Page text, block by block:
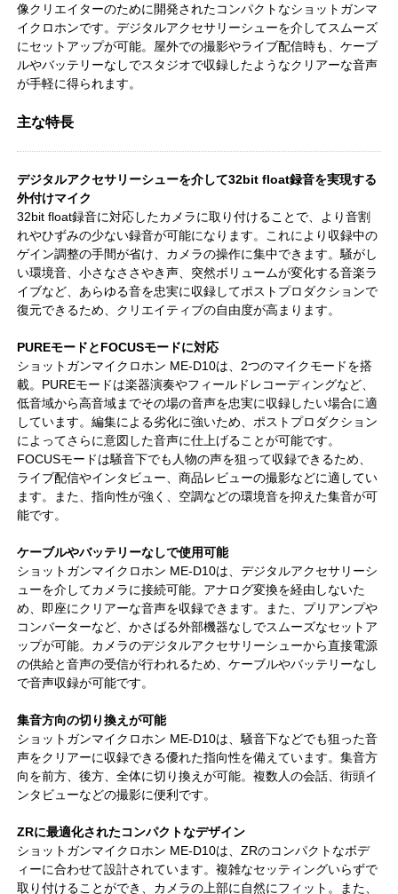
像クリエイターのために開発されたコンパクトなショットガンマ
イクロホンです。デジタルアクセサリーシューを介してスムーズ
にセットアップが可能。屋外での撮影やライブ配信時も、ケーブ
ルやバッテリーなしでスタジオで収録したようなクリアーな音声
が手軽に得られます。
主な特長
デジタルアクセサリーシューを介して32bit float録音を実現する
外付けマイク
32bit float録音に対応したカメラに取り付けることで、より音割
れやひずみの少ない録音が可能になります。これにより収録中の
ゲイン調整の手間が省け、カメラの操作に集中できます。騒がし
い環境音、小さなささやき声、突然ボリュームが変化する音楽ラ
イブなど、あらゆる音を忠実に収録してポストプロダクションで
復元できるため、クリエイティブの自由度が高まります。
PUREモードとFOCUSモードに対応
ショットガンマイクロホン ME-D10は、2つのマイクモードを搭
載。PUREモードは楽器演奏やフィールドレコーディングなど、
低音域から高音域までその場の音声を忠実に収録したい場合に適
しています。編集による劣化に強いため、ポストプロダクション
によってさらに意図した音声に仕上げることが可能です。
FOCUSモードは騒音下でも人物の声を狙って収録できるため、
ライブ配信やインタビュー、商品レビューの撮影などに適してい
ます。また、指向性が強く、空調などの環境音を抑えた集音が可
能です。
ケーブルやバッテリーなしで使用可能
ショットガンマイクロホン ME-D10は、デジタルアクセサリーシ
ューを介してカメラに接続可能。アナログ変換を経由しないた
め、即座にクリアーな音声を収録できます。また、プリアンプや
コンバーターなど、かさばる外部機器なしでスムーズなセットア
ップが可能。カメラのデジタルアクセサリーシューから直接電源
の供給と音声の受信が行われるため、ケーブルやバッテリーなし
で音声収録が可能です。
集音方向の切り換えが可能
ショットガンマイクロホン ME-D10は、騒音下などでも狙った音
声をクリアーに収録できる優れた指向性を備えています。集音方
向を前方、後方、全体に切り換えが可能。複数人の会話、街頭イ
ンタビューなどの撮影に便利です。
ZRに最適化されたコンパクトなデザイン
ショットガンマイクロホン ME-D10は、ZRのコンパクトなボデ
ィーに合わせて設計されています。複雑なセッティングいらずで
取り付けることができ、カメラの上部に自然にフィット。また、